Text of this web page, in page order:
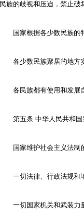
民族的歧视和压迫，禁止破
国家根据各少数民族的特
各少数民族聚居的地方实
各民族都有使用和发展自
第五条 中华人民共和国
国家维护社会主义法制的
一切法律、行政法规和地
一切国家机关和武装力量